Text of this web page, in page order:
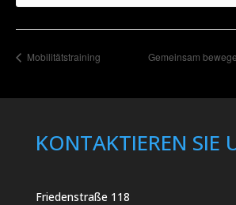
Mobilitätstraining Gemeinsam
KONTAKTIEREN SIE
Friedenstraße 118